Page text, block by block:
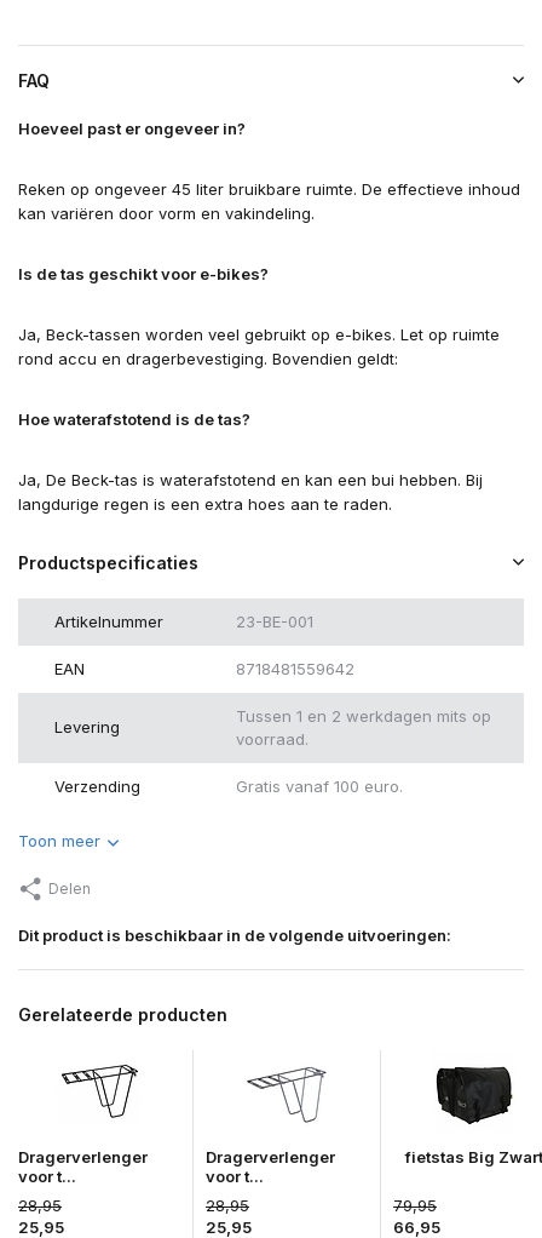
FAQ
Hoeveel past er ongeveer in?
Reken op ongeveer 45 liter bruikbare ruimte. De effectieve inhoud
kan variëren door vorm en vakindeling.
Is de tas geschikt voor e-bikes?
Ja, Beck-tassen worden veel gebruikt op e-bikes. Let op ruimte
rond accu en dragerbevestiging. Bovendien geldt:
Hoe waterafstotend is de tas?
Ja, De Beck-tas is waterafstotend en kan een bui hebben. Bij
langdurige regen is een extra hoes aan te raden.
Productspecificaties
Artikelnummer 23-BE-001
EAN 8718481559642
Levering
Tussen 1 en 2 werkdagen mits op
voorraad.
Verzending Gratis vanaf 100 euro.
Toon meer
Delen
Dit product is beschikbaar in de volgende uitvoeringen:
Gerelateerde producten
Dragerverlenger
voor t...
28,95
25,95
Dragerverlenger
voor t...
28,95
25,95
fietstas Big Zwart
79,95
66,95